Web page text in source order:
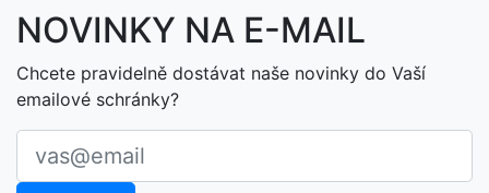
NOVINKY NA E-MAIL
Chcete pravidelně dostávat naše novinky do Vaší
emailové schránky?